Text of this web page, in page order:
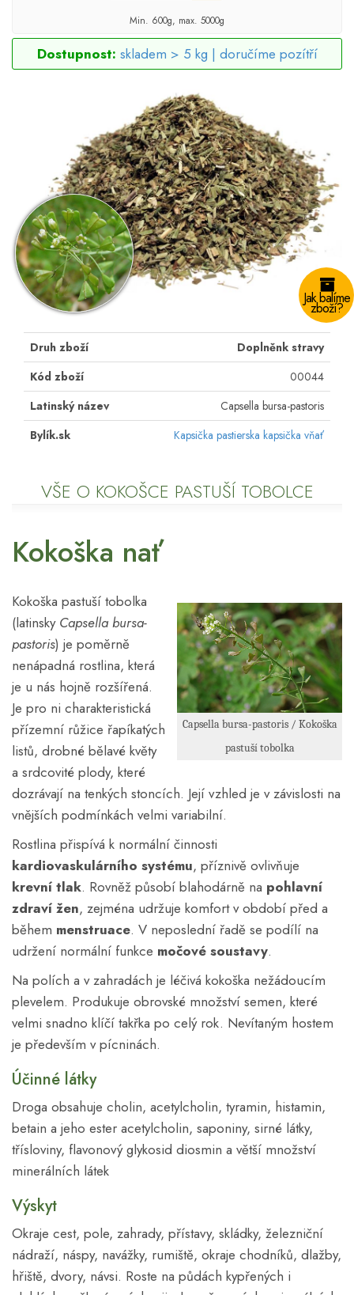
Min. 600g, max. 5000g
Dostupnost: skladem > 5 kg | doručíme pozítří
Jak balíme
zboží?
Druh zboží
Doplněnk stravy
Kód zboží
00044
Latinský název
Capsella bursa-pastoris
Bylík.sk
Kapsička pastierska kapsička vňať
VŠE O KOKOŠCE PASTUŠÍ TOBOLCE
Kokoška nať
Capsella bursa-pastoris / Kokoška
pastuší tobolka
Kokoška pastuší tobolka
(latinsky Capsella bursa-
pastoris) je poměrně
nenápadná rostlina, která
je u nás hojně rozšířená.
Je pro ni charakteristická
přízemní růžice řapíkatých
listů, drobné bělavé květy
a srdcovité plody, které
dozrávají na tenkých stoncích. Její vzhled je v závislosti na
vnějších podmínkách velmi variabilní.
Rostlina přispívá k normální činnosti
kardiovaskulárního systému, příznivě ovlivňuje
krevní tlak. Rovněž působí blahodárně na pohlavní
zdraví žen, zejména udržuje komfort v období před a
během menstruace. V neposlední řadě se podílí na
udržení normální funkce močové soustavy.
Na polích a v zahradách je léčivá kokoška nežádoucím
plevelem. Produkuje obrovské množství semen, které
velmi snadno klíčí takřka po celý rok. Nevítaným hostem
je především v pícninách.
Účinné látky
Droga obsahuje cholin, acetylcholin, tyramin, histamin,
betain a jeho ester acetylcholin, saponiny, sirné látky,
třísloviny, flavonový glykosid diosmin a větší množství
minerálních látek
Výskyt
Okraje cest, pole, zahrady, přístavy, skládky, železniční
nádraží, náspy, navážky, rumiště, okraje chodníků, dlažby,
hřiště, dvory, návsi. Roste na půdách kypřených i